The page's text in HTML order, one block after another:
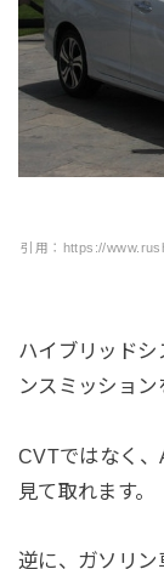
引用：https://
ハイブリッド
ンスミッション
CVTではなく
見て取れます。
逆に、ガソリ